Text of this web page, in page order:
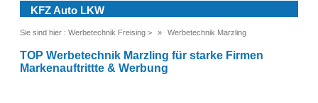
KFZ Auto LKW
Sie sind hier : Werbetechnik Freising > Werbetechnik Marzling
TOP Werbetechnik Marzling für starke Firmen
Markenauftrittte & Werbung